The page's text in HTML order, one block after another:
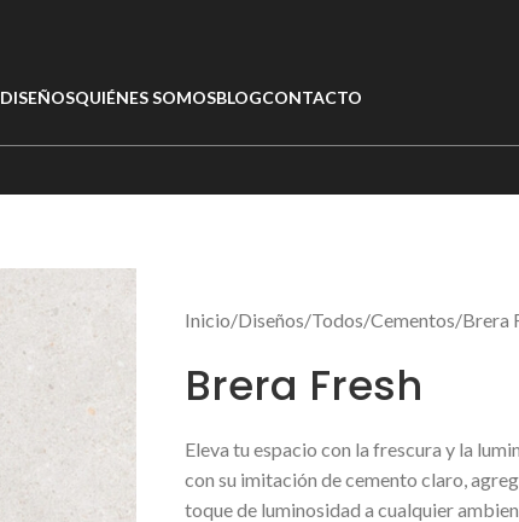
DISEÑOSQUIÉNES SOMOSBLOGCONTACTO
Inicio Diseños Todos Cementos Brera
Brera Fresh
Eleva tu espacio con la frescura y la
con su imitación de cemento claro,
toque de luminosidad a cualquier